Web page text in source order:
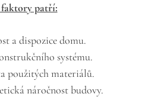
patří:
a dispozice domu.
systému.
použitých materiálů.
náročnost budovy.